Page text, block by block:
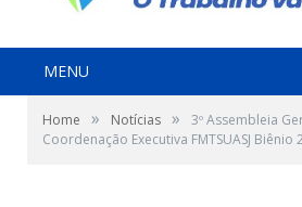
MENU
Home » Notícias »
3º Assembleia
Coordenação Executiva FMTSUASJ Biênio